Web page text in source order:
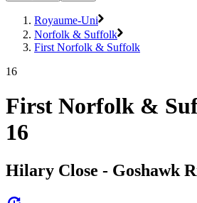
Royaume-Uni
Norfolk & Suffolk
First Norfolk & Suffolk
16
First Norfolk &
16
Hilary Close - Goshawk